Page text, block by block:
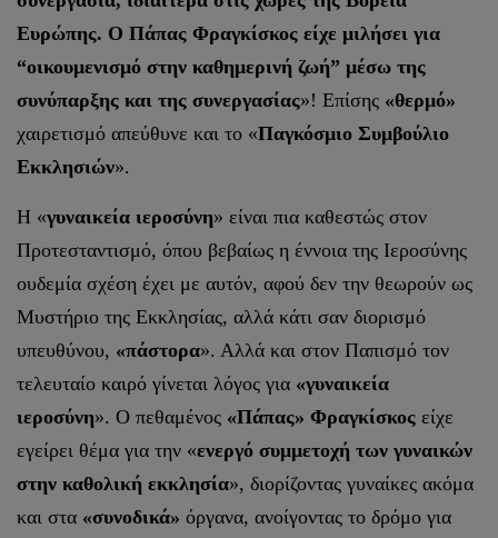
Ευρώπης. Ο Πάπας Φραγκίσκος είχε μιλήσει για
“οικουμενισμό στην καθημερινή ζωή” μέσω της
συνύπαρξης και της συνεργασίας»! Επίσης «θερμό»
χαιρετισμό απεύθυνε και το «Παγκόσμιο Συμβούλιο
Εκκλησιών».
Η «γυναικεία ιεροσύνη» είναι πια καθεστώς στον
Προτεσταντισμό, όπου βεβαίως η έννοια της Ιεροσύνης
ουδεμία σχέση έχει με αυτόν, αφού δεν την θεωρούν ως
Μυστήριο της Εκκλησίας, αλλά κάτι σαν διορισμό
υπευθύνου, «πάστορα». Αλλά και στον Παπισμό τον
τελευταίο καιρό γίνεται λόγος για «γυναικεία
ιεροσύνη». Ο πεθαμένος «Πάπας» Φραγκίσκος είχε
εγείρει θέμα για την «ενεργό συμμετοχή των γυναικών
στην καθολική εκκλησία», διορίζοντας γυναίκες ακόμα
και στα «συνοδικά» όργανα, ανοίγοντας το δρόμο για